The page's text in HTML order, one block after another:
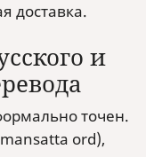
доставка.
и
точен.
ord),